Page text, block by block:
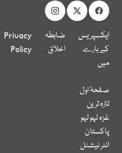
ایکسپریس
کے بارے
میں
ضابطہ
اخلاق
Privacy
Policy
صفحۂ اول
تازہ ترین
غزہ لہو لہو
پاکستان
انٹر نیشنل